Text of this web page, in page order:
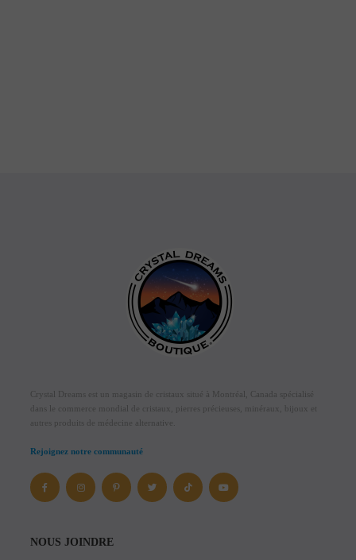
Crystal Dreams est un magasin de cristaux situé à Montréal, Canada spécialisé
dans le commerce mondial de cristaux, pierres précieuses, minéraux, bijoux et
autres produits de médecine alternative.
Rejoignez notre communauté
NOUS JOINDRE